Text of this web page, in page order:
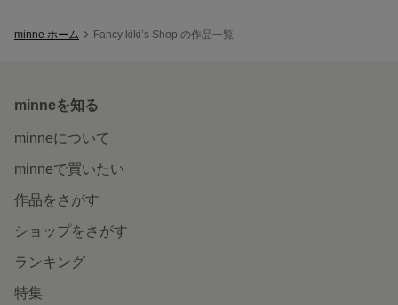
minne ホーム Fancy kiki’s Shop の作品一覧
minneを知る
minneについて
minneで買いたい
作品をさがす
ショップをさがす
ランキング
特集